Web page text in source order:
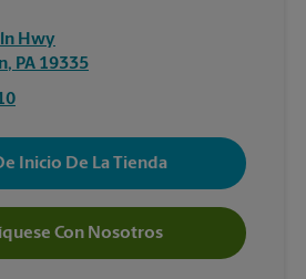
Hwy
, PA 19335
Inicio De La Tienda
Con Nosotros